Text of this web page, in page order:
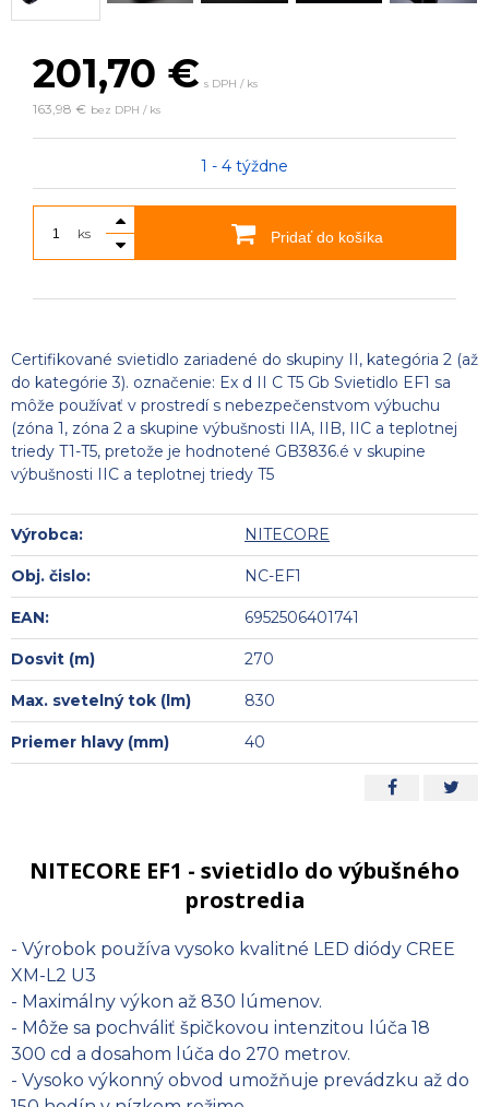
201,70 € s DPH / ks
163,98 € bez DPH / ks
1 - 4 týždne
ks Pridať do košíka
Certifikované svietidlo zariadené do skupiny II, kategória 2 (až
do kategórie 3). označenie: Ex d II C T5 Gb Svietidlo EF1 sa
môže používať v prostredí s nebezpečenstvom výbuchu
(zóna 1, zóna 2 a skupine výbušnosti IIA, IIB, IIC a teplotnej
triedy T1-T5, pretože je hodnotené GB3836.é v skupine
výbušnosti IIC a teplotnej triedy T5
Výrobca: NITECORE
Obj. čislo: NC-EF1
EAN: 6952506401741
Dosvit (m) 270
Max. svetelný tok (lm) 830
Priemer hlavy (mm) 40
NITECORE EF1 - svietidlo do výbušného
prostredia
- Výrobok používa vysoko kvalitné LED diódy CREE
XM-L2 U3
- Maximálny výkon až 830 lúmenov.
- Môže sa pochváliť špičkovou intenzitou lúča 18
300 cd a dosahom lúča do 270 metrov.
- Vysoko výkonný obvod umožňuje prevádzku až do